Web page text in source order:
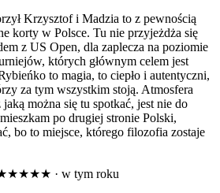
Krzysztof i Madzia to z pewnością
korty w Polsce. Tu nie przyjeżdża się
z US Open, dla zaplecza na poziomie
których głównym celem jest
to magia, to ciepło i autentyczni,
za tym wszystkim stoją. Atmosfera
jaką można się tu spotkać, jest nie do
po drugiej stronie Polski,
bo to miejsce, którego filozofia zostaje
· w tym roku